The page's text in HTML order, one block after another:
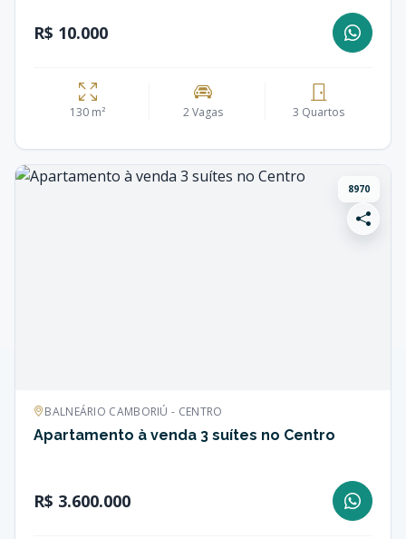
R$ 10.000
130 m² 2 Vagas 3 Quartos
8970
BALNEÁRIO CAMBORIÚ - CENTRO
Apartamento à venda 3 suítes no Centro
R$ 3.600.000